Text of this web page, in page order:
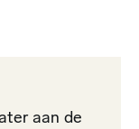
aan de